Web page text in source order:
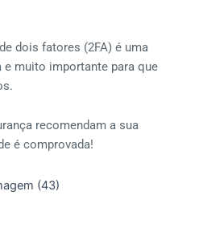
dois fatores (2FA) é uma
e muito importante para que
recomendam a sua
é comprovada!